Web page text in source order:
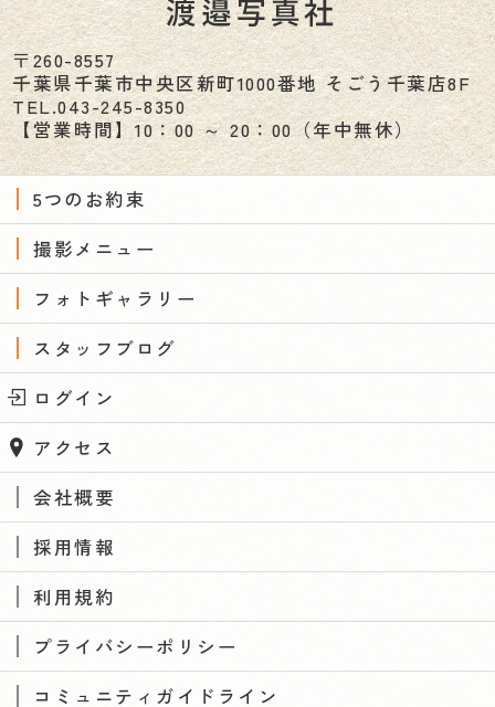
5つのお約束
撮影メニュー
フォトギャラリー
スタッフブログ
ログイン
アクセス
会社概要
採用情報
利用規約
プライバシーポリシー
コミュニティガイドライン
〒260-8557
千葉県千葉市中央区新町1000番地 そごう千葉店8F
TEL.043-245-8350
【営業時間】10：00 ～ 20：00（年中無休）